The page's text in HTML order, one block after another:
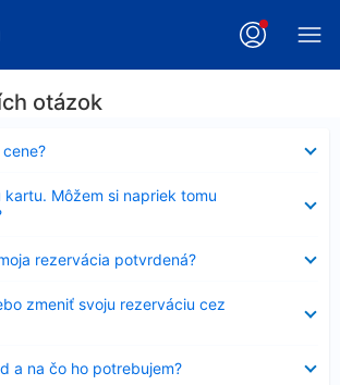
otázok
Môžem si napriek tomu
rezervácia potvrdená?
zmeniť svoju rezerváciu cez
a na čo ho potrebujem?